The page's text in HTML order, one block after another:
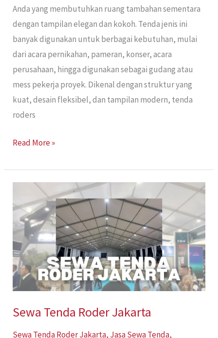
Anda yang membutuhkan ruang tambahan sementara
dengan tampilan elegan dan kokoh. Tenda jenis ini
banyak digunakan untuk berbagai kebutuhan, mulai
dari acara pernikahan, pameran, konser, acara
perusahaan, hingga digunakan sebagai gudang atau
mess pekerja proyek. Dikenal dengan struktur yang
kuat, desain fleksibel, dan tampilan modern, tenda
roders
Read More »
Sewa Tenda Roder Jakarta
Sewa Tenda Roder Jakarta, Jasa Sewa Tenda,
Tenda
Roder
Jakarta